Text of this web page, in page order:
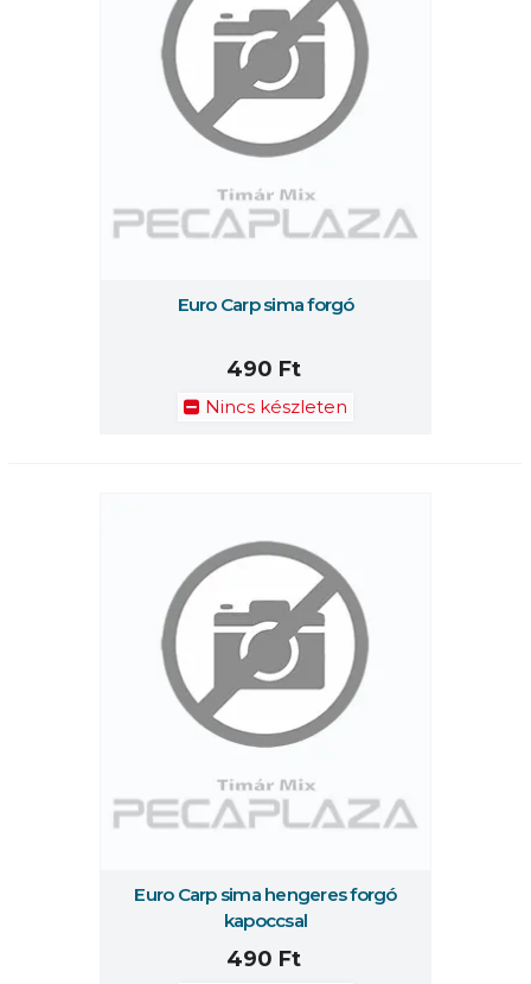
Euro Carp sima forgó
490 Ft
Nincs készleten
Euro Carp sima hengeres forgó
kapoccsal
490 Ft